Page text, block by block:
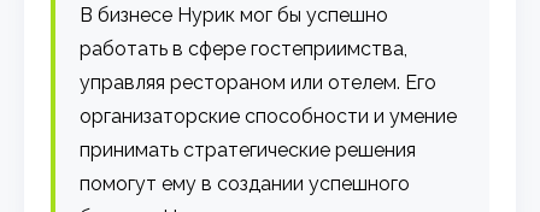
В бизнесе Нурик мог бы успешно
работать в сфере гостеприимства,
управляя рестораном или отелем. Его
организаторские способности и умение
принимать стратегические решения
помогут ему в создании успешного